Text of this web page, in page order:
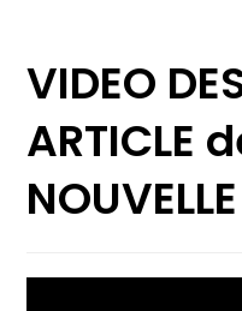
VIDEO
ARTICLE